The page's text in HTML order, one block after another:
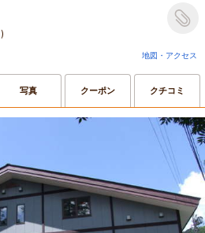
)
地図・アクセス
写真 クーポン クチコミ